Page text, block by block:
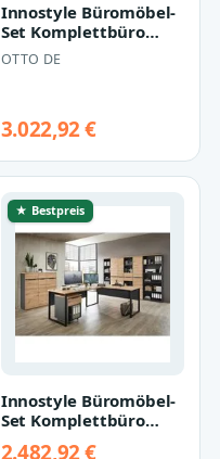
Innostyle Büromöbel-
Set Komplettbüro
MEMPHIS III 11-teilig
Front Artis…
OTTO DE
3.022,92 €
★ Bestpreis
Innostyle Büromöbel-
Set Komplettbüro
MEMPHIS XI 9-teilig
2.482,92 €